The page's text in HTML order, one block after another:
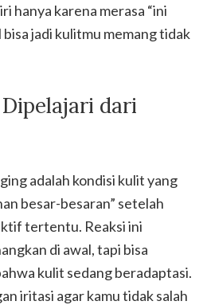
hanya karena merasa “ini
bisa jadi kulitmu memang tidak
dari
adalah kondisi kulit yang
besar-besaran” setelah
tertentu. Reaksi ini
di awal, tapi bisa
kulit sedang beradaptasi.
iritasi agar kamu tidak salah